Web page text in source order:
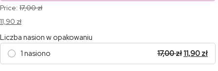
Price: 17,00zł
11,90 zł
Liczba nasion w opakowaniu
1 nasiono
17,00zł11,90 zł